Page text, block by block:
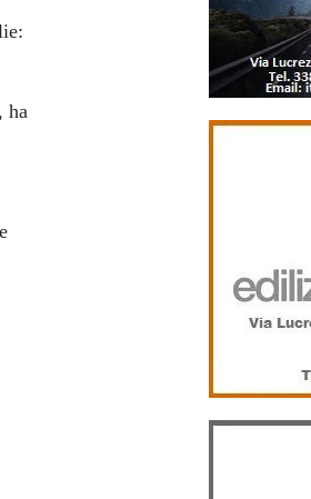
ha